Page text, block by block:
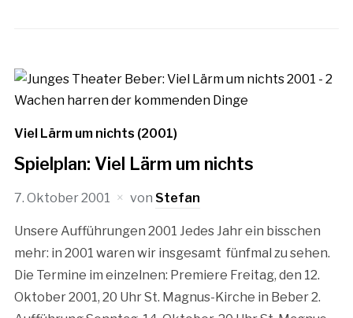
Viel Lärm um nichts (2001)
Spielplan: Viel Lärm um nichts
7. Oktober 2001 von Stefan
Unsere Aufführungen 2001 Jedes Jahr ein bisschen
mehr: in 2001 waren wir insgesamt fünfmal zu sehen.
Die Termine im einzelnen: Premiere Freitag, den 12.
Oktober 2001, 20 Uhr St. Magnus-Kirche in Beber 2.